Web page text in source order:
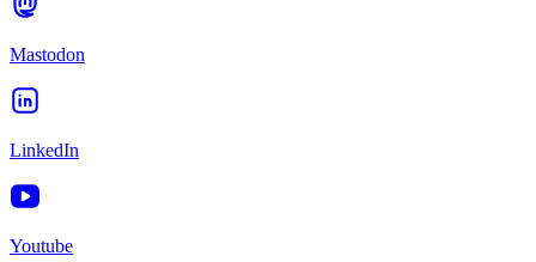
Mastodon
LinkedIn
Youtube